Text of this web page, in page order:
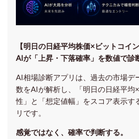
【明日の⽇経平均株価×ビットコイ
AIが「上昇・下落確率」を数値で診
AI相場診断アプリは、過去の市場デ
数をAIが解析し、「明日の日経平均
性」と「想定値幅」をスコア表示す
リです。
感覚ではなく、確率で判断する。